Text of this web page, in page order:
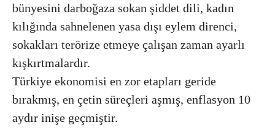
bünyesini darboğaza sokan şiddet dili, kadın
kılığında sahnelenen yasa dışı eylem direnci,
sokakları terörize etmeye çalışan zaman ayarlı
kışkırtmalardır.
Türkiye ekonomisi en zor etapları geride
bırakmış, en çetin süreçleri aşmış, enflasyon 10
aydır inişe geçmiştir.